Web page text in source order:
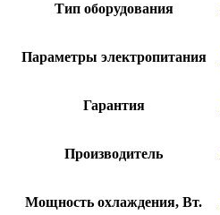
Тип оборудования
Параметры электропитания
Гарантия
Производитель
Мощность охлаждения, Вт.